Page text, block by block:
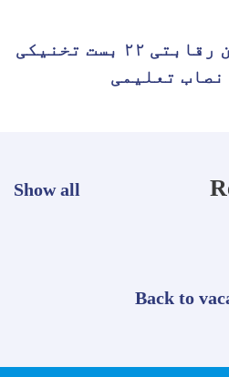
اعلان نتایج امتحان رقابتی ۲۲ بست تخنیکی
نصاب تعلیمی
Show all
Back to